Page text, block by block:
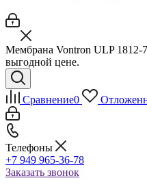
Мембрана Vontron ULP
выгодной цене.
Сравнение0
Телефоны
+7 949 965-36-78
Заказать звонок